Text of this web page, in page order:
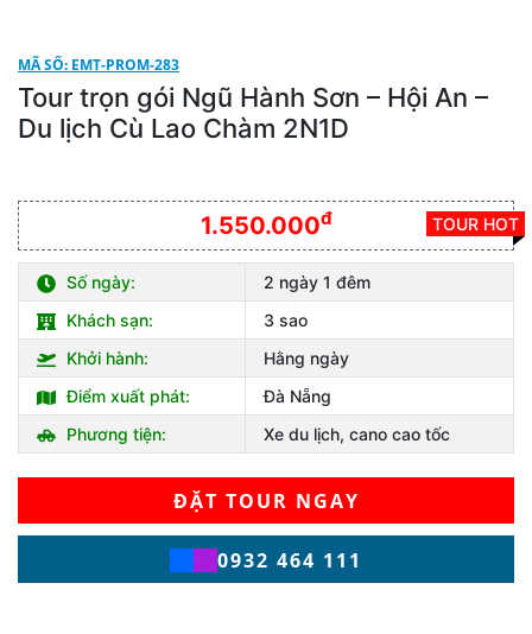
MÃ SỐ: EMT-PROM-283
Tour trọn gói Ngũ Hành Sơn – Hội An –
Du lịch Cù Lao Chàm 2N1D
1.550.000đ TOUR HOT
Số ngày:
2 ngày 1 đêm
Khách sạn:
3 sao
Khởi hành:
Hằng ngày
Điểm xuất phát:
Đà Nẵng
Phương tiện:
Xe du lịch, cano cao tốc
ĐẶT TOUR NGAY
0932 464 111